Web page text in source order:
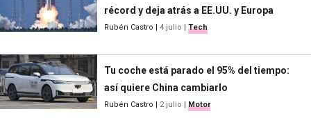
récord y deja atrás a EE.UU. y Europa
Rubén Castro 4 julio Tech
Tu coche está parado el 95% del tiempo:
así quiere China cambiarlo
Rubén Castro 2 julio Motor